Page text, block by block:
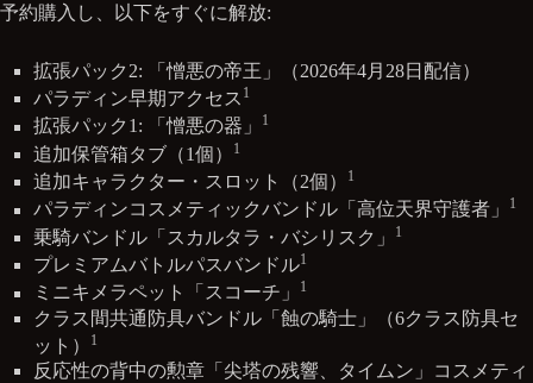
予約購入し、以下をすぐに解放:
拡張パック2: 「憎悪の帝王」（2026年4月28日配信）
パラディン早期アクセス 1
拡張パック1: 「憎悪の器」 1
追加保管箱タブ（1個） 1
追加キャラクター・スロット（2個） 1
パラディンコスメティックバンドル「高位天界守護者」 1
乗騎バンドル「スカルタラ・バシリスク」 1
プレミアムバトルパスバンドル1
ミニキメラペット「スコーチ」 1
クラス間共通防具バンドル「蝕の騎士」（6クラス防具セ
ット）
1
反応性の背中の勲章「尖塔の残響、タイムン」コスメティ